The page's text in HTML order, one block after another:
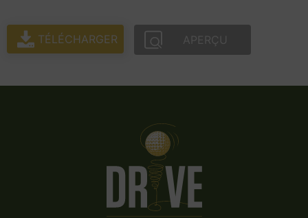
TÉLÉCHARGER APERÇU